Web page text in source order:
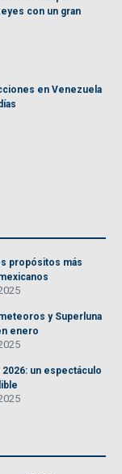
con un gran
en Venezuela
propósitos más
y Superluna
enero
un espectáculo